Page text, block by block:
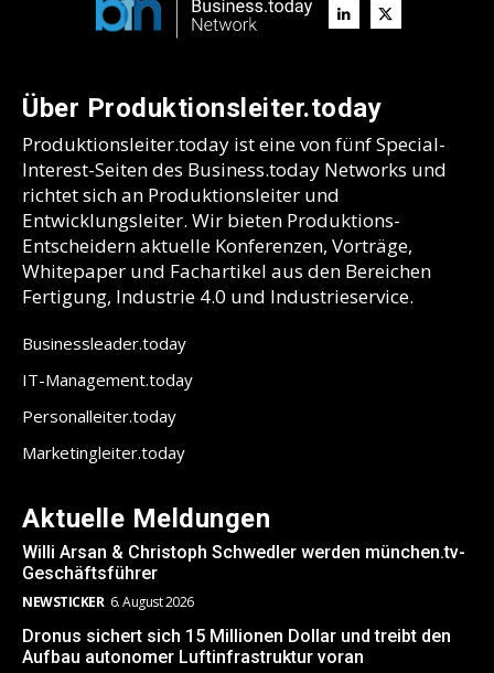
Über Produktionsleiter.today
Produktionsleiter.today ist eine von fünf Special-
Interest-Seiten des Business.today Networks und
richtet sich an Produktionsleiter und
Entwicklungsleiter. Wir bieten Produktions-
Entscheidern aktuelle Konferenzen, Vorträge,
Whitepaper und Fachartikel aus den Bereichen
Fertigung, Industrie 4.0 und Industrieservice.
Businessleader.today
IT-Management.today
Personalleiter.today
Marketingleiter.today
Aktuelle Meldungen
Willi Arsan & Christoph Schwedler werden münchen.tv-
Geschäftsführer
NEWSTICKER 6. August 2026
Dronus sichert sich 15 Millionen Dollar und treibt den
Aufbau autonomer Luftinfrastruktur voran